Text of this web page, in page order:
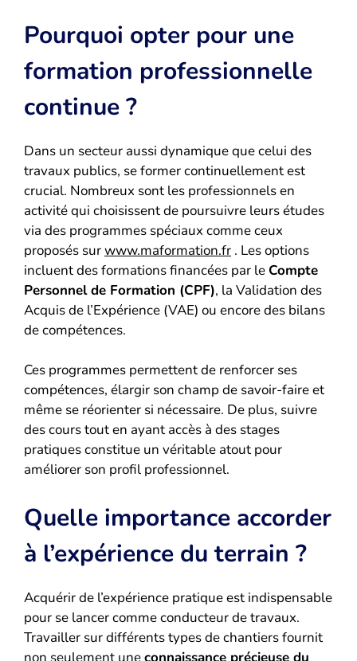
Pourquoi opter pour une
formation professionnelle
continue ?
Dans un secteur aussi dynamique que celui des
travaux publics, se former continuellement est
crucial. Nombreux sont les professionnels en
activité qui choisissent de poursuivre leurs études
via des programmes spéciaux comme ceux
proposés surwww.maformation.fr . Les options
incluent des formations financées par le Compte
Personnel de Formation (CPF), la Validation des
Acquis de l’Expérience (VAE) ou encore des bilans
de compétences.
Ces programmes permettent de renforcer ses
compétences, élargir son champ de savoir-faire et
même se réorienter si nécessaire. De plus, suivre
des cours tout en ayant accès à des stages
pratiques constitue un véritable atout pour
améliorer son profil professionnel.
Quelle importance accorder
à l’expérience du terrain ?
Acquérir de l’expérience pratique est indispensable
pour se lancer comme conducteur de travaux.
Travailler sur différents types de chantiers fournit
non seulement uneconnaissance précieuse du